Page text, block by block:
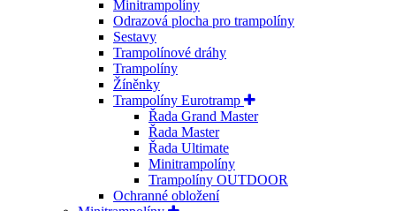
Minitrampolíny
Odrazová plocha pro trampolíny
Sestavy
Trampolínové dráhy
Trampolíny
Žíněnky
Trampolíny Eurotramp
Řada Grand Master
Řada Master
Řada Ultimate
Minitrampolíny
Trampolíny OUTDOOR
Ochranné obložení